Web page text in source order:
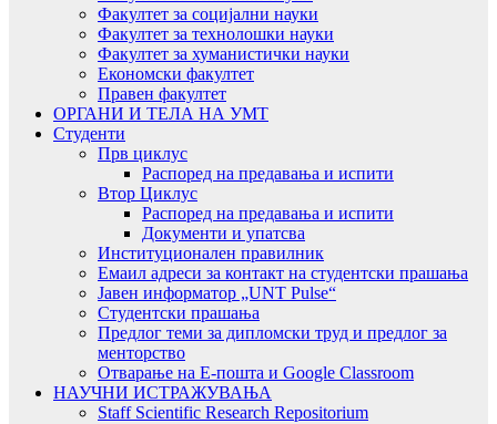
Факултет за социјални науки
Факултет за технолошки науки
Факултет за хуманистички науки
Економски факултет
Правен факултет
ОРГАНИ И ТЕЛА НА УМТ
Студенти
Прв циклус
Распоред на предавањa и испити
Втор Циклус
Распоред на предавањa и испити
Документи и упатсва
Институционален правилник
Емаил адреси за контакт на студентски прашања
Јавен информатор „UNT Pulse“
Студентски прашања
Предлог теми за дипломски труд и предлог за
менторство
Отварање на Е-пошта и Google Classroom
НАУЧНИ ИСТРАЖУВАЊА
Staff Scientific Research Repositorium